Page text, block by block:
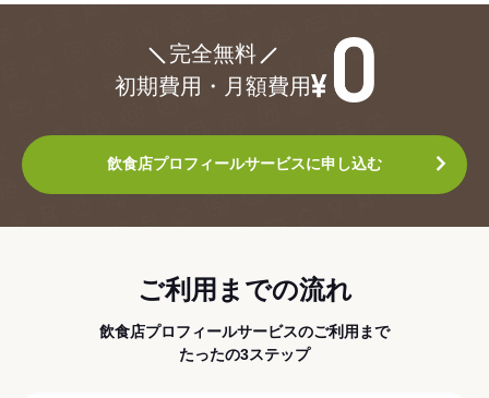
完全無料
初期費用・月額費用
飲食店プロフィールサービスに申し込む
ご利用までの流れ
飲食店プロフィールサービスのご利用まで
たったの3ステップ